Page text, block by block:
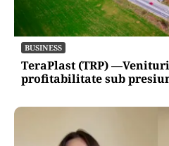
BUSINESS
TeraPlast (TRP)
profitabilitate sub